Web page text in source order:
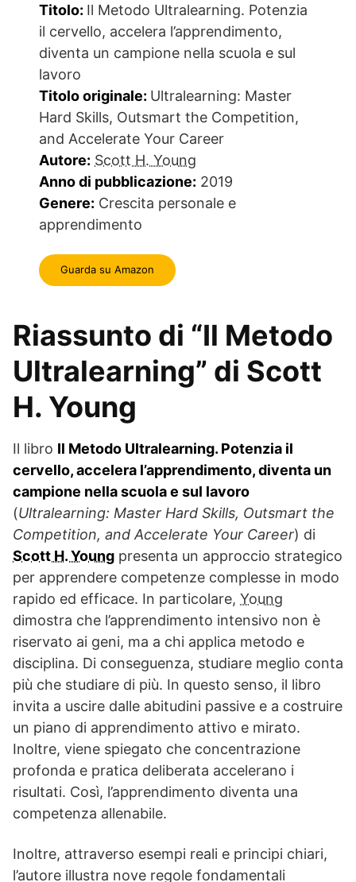
Titolo: Il Metodo Ultralearning. Potenzia
il cervello, accelera l’apprendimento,
diventa un campione nella scuola e sul
lavoro
Titolo originale: Ultralearning: Master
Hard Skills, Outsmart the Competition,
and Accelerate Your Career
Autore: Scott H. Young
Anno di pubblicazione: 2019
Genere: Crescita personale e
apprendimento
Guarda su Amazon
Riassunto di “Il Metodo
Ultralearning” di Scott
H. Young
Il libro Il Metodo Ultralearning. Potenzia il
cervello, accelera l’apprendimento, diventa un
campione nella scuola e sul lavoro
(Ultralearning: Master Hard Skills, Outsmart the
Competition, and Accelerate Your Career) di
Scott H. Young presenta un approccio strategico
per apprendere competenze complesse in modo
rapido ed efficace. In particolare, Young
dimostra che l’apprendimento intensivo non è
riservato ai geni, ma a chi applica metodo e
disciplina. Di conseguenza, studiare meglio conta
più che studiare di più. In questo senso, il libro
invita a uscire dalle abitudini passive e a costruire
un piano di apprendimento attivo e mirato.
Inoltre, viene spiegato che concentrazione
profonda e pratica deliberata accelerano i
risultati. Così, l’apprendimento diventa una
competenza allenabile.
Inoltre, attraverso esempi reali e principi chiari,
l’autore illustra nove regole fondamentali